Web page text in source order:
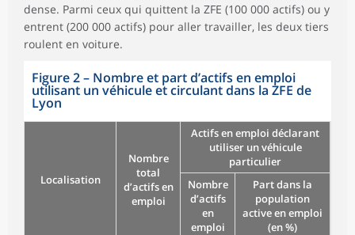
dense. Parmi ceux qui quittent la ZFE (100 000 actifs) ou y
entrent (200 000 actifs) pour aller travailler, les deux tiers
roulent en voiture.
Figure 2– Nombre et part d’actifs en emploi
utilisant un véhicule et circulant dans la ZFE de
Lyon
Localisation
Nombre
total
d’actifs en
emploi
Actifs en emploi déclarant
utiliser un véhicule
particulier
Nombre
d’actifs
en
emploi
Part dans la
population
active en emploi
(en %)